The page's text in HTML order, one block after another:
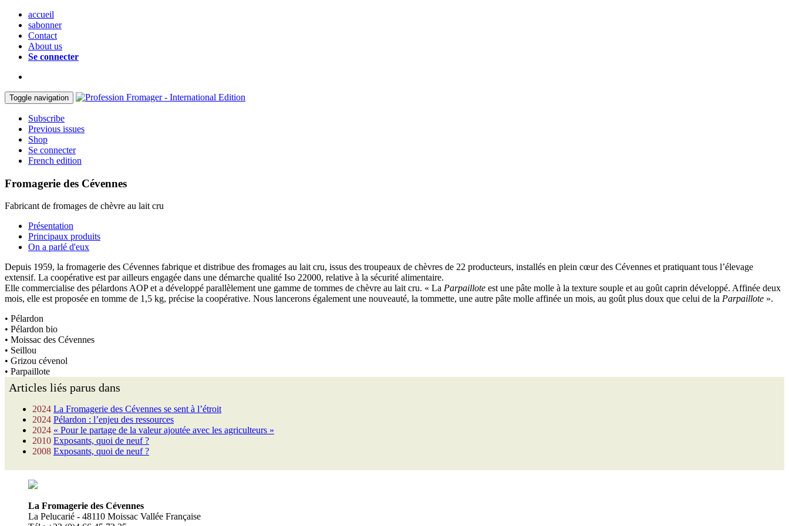
accueil
sabonner
Contact
About us
Se connecter
Toggle navigation
Subscribe
Previous issues
Shop
Se connecter
French edition
Fromagerie des Cévennes
Fabricant de fromages de chèvre au lait cru
Présentation
Principaux produits
On a parlé d'eux
Depuis 1959, la fromagerie des Cévennes fabrique et distribue des fromages au lait cru, issus des troupeaux de chèvres de 22 producteurs, installés en plein cœur des Cévennes et pratiquant tous l’élevage
extensif. La coopérative est par ailleurs engagée dans une démarche qualité Iso 22000, relative à la sécurité alimentaire.
Elle commercialise des pélardons AOP et a développé parallèlement une gamme de tommes de chèvre au lait cru. « La Parpaillote est une pâte molle à la texture souple et au goût caprin développé. Affinée deux
mois, elle est proposée en tomme de 1,5 kg, précise la coopérative. Nous lancerons également une nouveauté, la tommette, une autre pâte molle affinée un mois, au goût plus doux que celui de la Parpaillote ».
• Pélardon
• Pélardon bio
• Moissac des Cévennes
• Seillou
• Grizou cévenol
• Parpaillote
Articles liés parus dans
2024 La Fromagerie des Cévennes se sent à l’étroit
2024 Pélardon : l’enjeu des ressources
2024 « Pour le partage de la valeur ajoutée avec les agriculteurs »
2010 Exposants, quoi de neuf ?
2008 Exposants, quoi de neuf ?
La Fromagerie des Cévennes
La Pelucarié - 48110 Moissac Vallée Française